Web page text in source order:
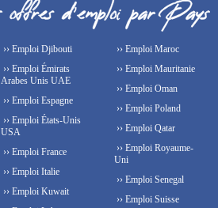
›› Emploi Djibouti
›› Emploi Émirats
Arabes Unis UAE
›› Emploi Espagne
›› Emploi États-Unis
USA
›› Emploi France
›› Emploi Italie
›› Emploi Kuwait
›› Emploi Maroc
›› Emploi Mauritanie
›› Emploi Oman
›› Emploi Poland
›› Emploi Qatar
›› Emploi Royaume-
Uni
›› Emploi Senegal
›› Emploi Suisse